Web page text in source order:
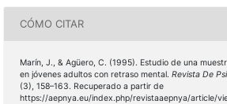
CÓMO CITAR
Marín, J., & Agüero, C. (1995). Estudio de una
en jóvenes adultos con retraso mental. Revista De
(3), 158–163. Recuperado a partir de
https://aepnya.eu/index.php/revistaaepnya/article/